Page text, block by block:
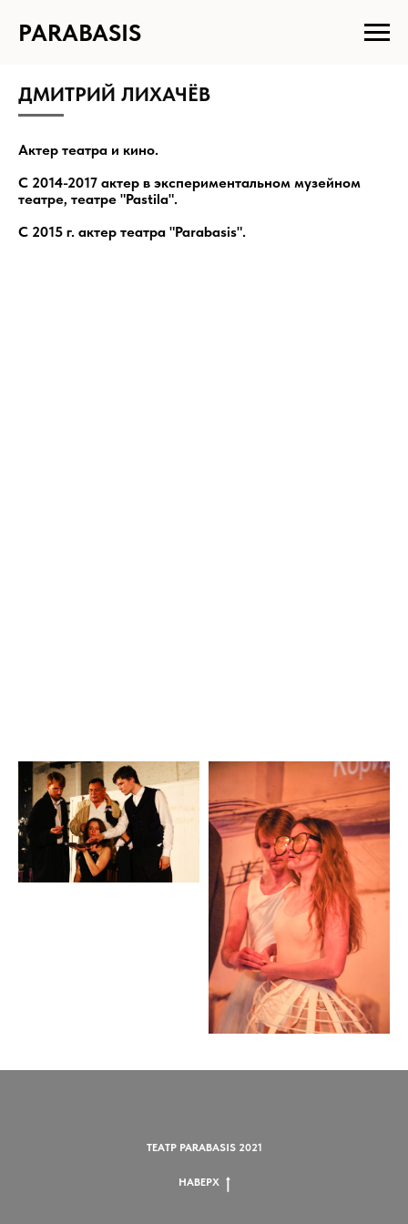
PARABASIS
ДМИТРИЙ ЛИХАЧЁВ
Актер театра и кино.
С 2014-2017 актер в экспериментальном музейном
театре, театре "Pastila".
С 2015 г. актер театра "Parabasis".
ТЕАТР PARABASIS 2021
НАВЕРХ